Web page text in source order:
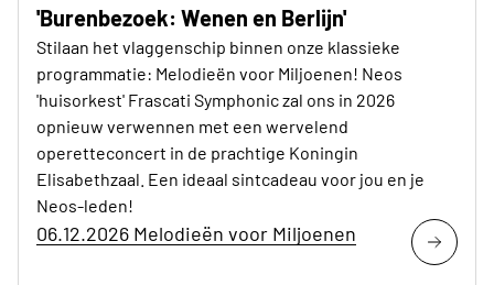
'Burenbezoek: Wenen en Berlijn'
Stilaan het vlaggenschip binnen onze klassieke
programmatie: Melodieën voor Miljoenen! Neos
'huisorkest' Frascati Symphonic zal ons in 2026
opnieuw verwennen met een wervelend
operetteconcert in de prachtige Koningin
Elisabethzaal. Een ideaal sintcadeau voor jou en je
Neos-leden!
06.12.2026 Melodieën voor Miljoenen